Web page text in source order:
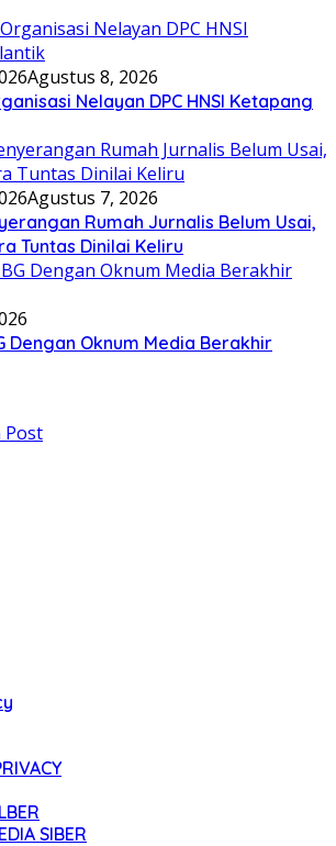
Agustus 8, 2026
Nelayan DPC HNSI Ketapang
Agustus 7, 2026
Rumah Jurnalis Belum Usai,
Tuntas Dinilai Keliru
Dengan Oknum Media Berakhir
SIBER